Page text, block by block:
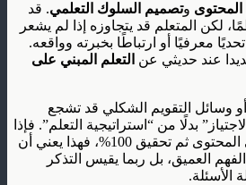
وتصميم السلوك التعلمي. قد
لكن المتعلم قد يتجاوزه إذا لم يشعر
معرفيًا أو ارتباطًا بخبرته وواقعه.
عند حديثي عن التعلم المبني على
أو وسائل التقويم الشكلي قد تشجع
بدلًا من “استراتيجية التعلم”. فإذا
كان بإمكان المتعلم تخطي المحتوى ثم تحقيق 100%، فهذا يعني أن
العميق، بل ربما يقيس التذكر
الأسئلة.